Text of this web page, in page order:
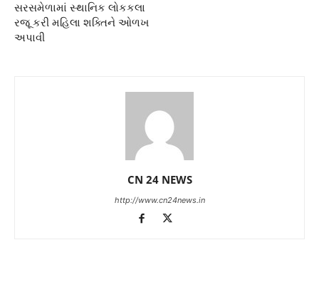
સરસમેળામાં સ્થાનિક લોકકલા
રજૂ કરી મહિલા શક્તિને ઓળખ
અપાવી
CN 24 NEWS
http://www.cn24news.in